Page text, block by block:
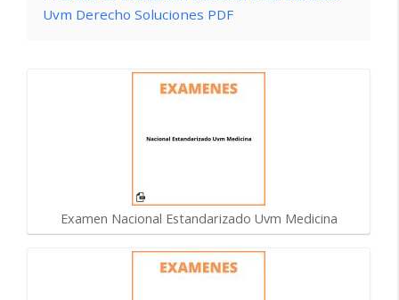
Uvm Derecho Soluciones PDF
Examen Nacional Estandarizado Uvm Medicina